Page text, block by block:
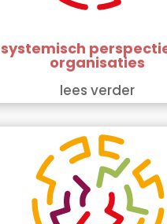
systemisch
organisaties
lees verder